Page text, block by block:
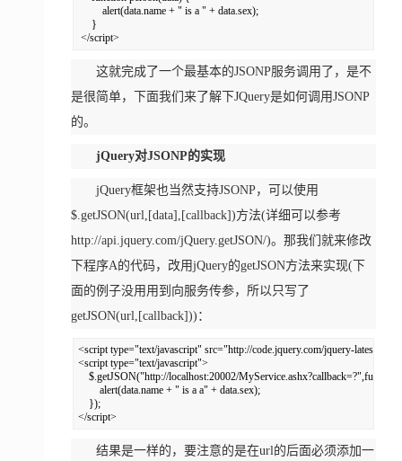
alert(data.name + " is a " + data.sex);
}
</script>
这就完成了一个最基本的JSONP服务调用了，是不
是很简单，下面我们来了解下JQuery是如何调用JSONP
的。
jQuery对JSONP的实现
jQuery框架也当然支持JSONP，可以使用
$.getJSON(url,[data],[callback])方法(详细可以参考
http://api.jquery.com/jQuery.getJSON/)。那我们就来修改
下程序A的代码，改用jQuery的getJSON方法来实现(下
面的例子没用用到向服务传参，所以只写了
getJSON(url,[callback]))：
<script type="text/javascript" src="http://code.jquery.com/jquery-
<script type="text/javascript">
$.getJSON("http://localhost:20002/
alert(data.name + " is a a" + data.sex);
});
</script>
结果是一样的，要注意的是在url的后面必须添加一